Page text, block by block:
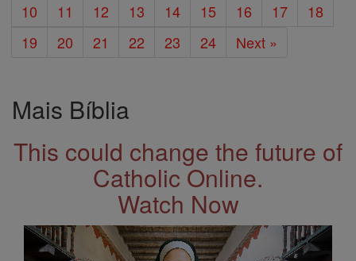
10
11 12 13 14 15 16 17
18
19
20 21 22 23 24 Next »
Mais Bíblia
This could change the future of
Catholic Online.
Watch Now